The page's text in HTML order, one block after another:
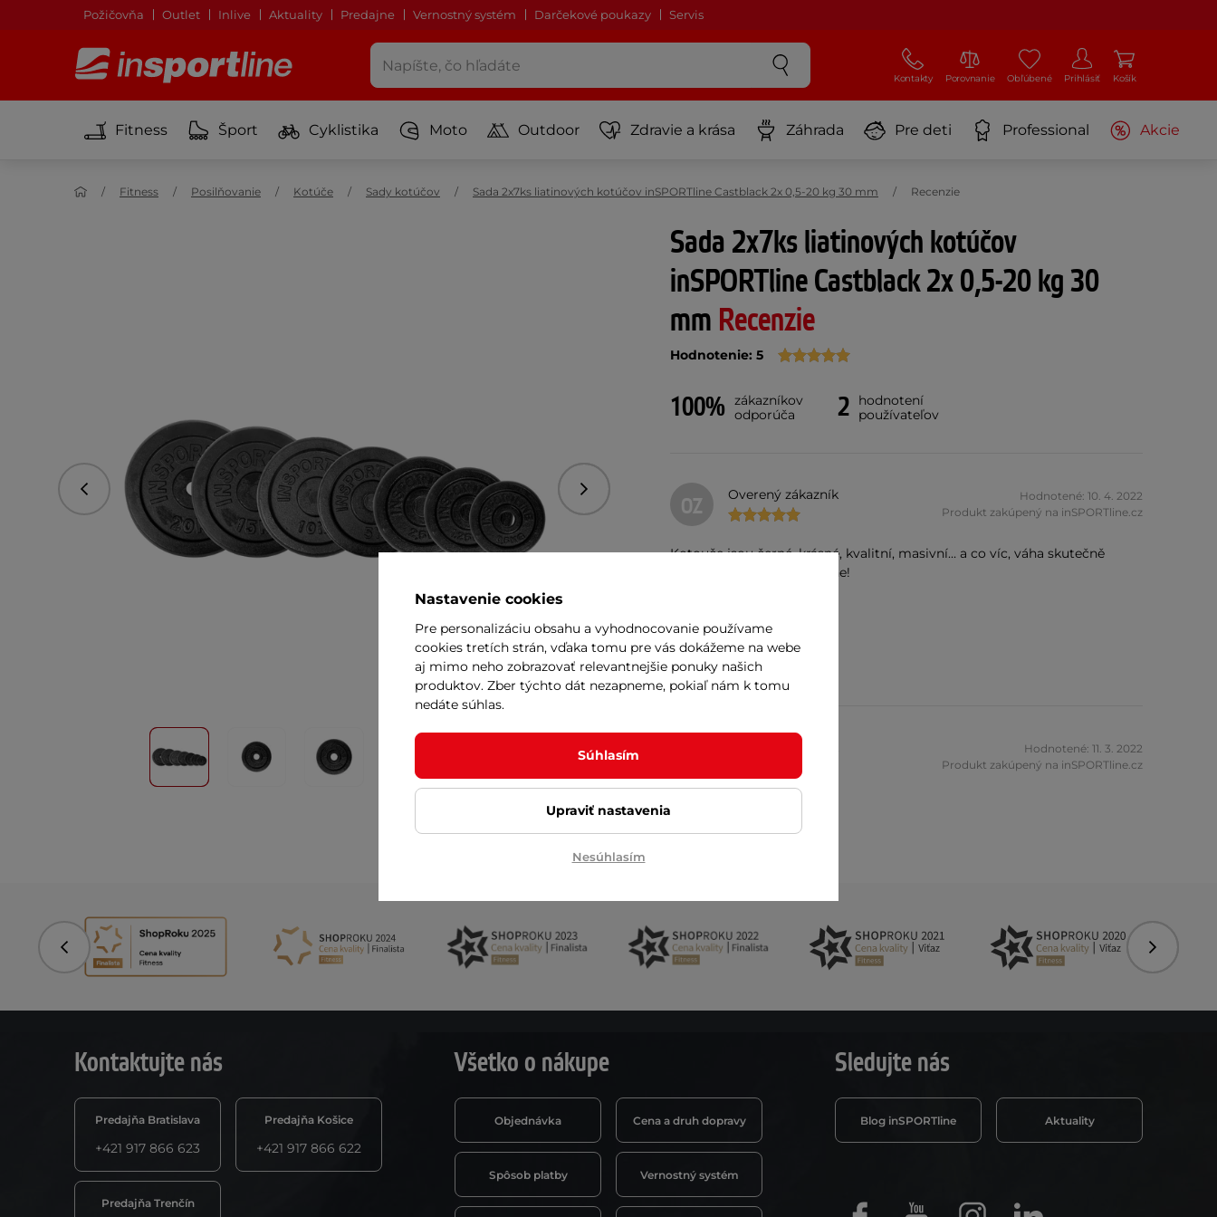
Požičovňa Outlet Inlive Aktuality Predajne Vernostný systém Darčekové poukazy Servis
Kontakty Porovnanie Obľúbené Prihlásiť Košík
Fitness Šport Cyklistika Moto Outdoor Zdravie a krása Záhrada Pre deti Professional Akcie
Fitness Posilňovanie Kotúče Sady kotúčov Sada 2x7ks liatinových kotúčov inSPORTline Castblack 2x 0,5-20 kg 30 mm Recenzie
Predchádzajúce Nasledujúce
Sada 2x7ks liatinových kotúčov
inSPORTline Castblack 2x 0,5-20 kg 30
mm Recenzie
Hodnotenie: 5
100% zákazníkov
odporúča
2
hodnotení
používateľov
OZ Overený zákazník
Hodnotené: 10. 4. 2022
Produkt zakúpený na inSPORTline.cz
Kotouče jsou černé, krásné, kvalitní, masivní… a co víc, váha skutečně
souhlasí! Děkuji InSportLine!
Kvalita
Cena
Hodnotené: 11. 3. 2022
Produkt zakúpený na inSPORTline.cz
Predchádzajúce
Kontaktujte nás
Predajňa Bratislava
+421 917 866 623
Predajňa Košice
+421 917 866 622
Predajňa Trenčín
Všetko o nákupe
Objednávka Cena a druh dopravy
Spôsob platby Vernostný systém
Sledujte nás
Blog inSPORTline Aktuality
Nastavenie cookies
Pre personalizáciu obsahu a vyhodnocovanie používame
cookies tretích strán, vďaka tomu pre vás dokážeme na webe
aj mimo neho zobrazovať relevantnejšie ponuky našich
produktov. Zber týchto dát nezapneme, pokiaľ nám k tomu
nedáte súhlas.
Súhlasím
Upraviť nastavenia
Nesúhlasím